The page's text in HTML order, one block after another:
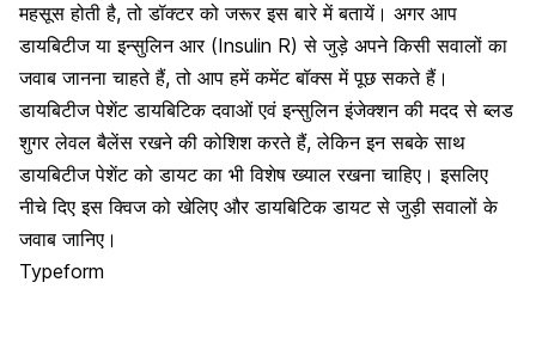
महसूस होती है, तो डॉक्टर को जरूर इस बारे में बतायें। अगर आप
डायबिटीज या इन्सुलिन आर (Insulin R) ​से जुड़े अपने किसी सवालों का
जवाब जानना चाहते हैं, तो आप हमें कमेंट बॉक्स में पूछ सकते हैं।
डायबिटीज पेशेंट डायबिटिक दवाओं एवं इन्सुलिन इंजेक्शन की मदद से ब्लड
शुगर लेवल बैलेंस रखने की कोशिश करते हैं, लेकिन इन सबके साथ
डायबिटीज पेशेंट को डायट का भी विशेष ख्याल रखना चाहिए। इसलिए
नीचे दिए इस क्विज को खेलिए और डायबिटिक डायट से जुड़ी सवालों के
जवाब जानिए।
Typeform